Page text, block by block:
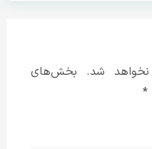
شد.
بخش‌های
*